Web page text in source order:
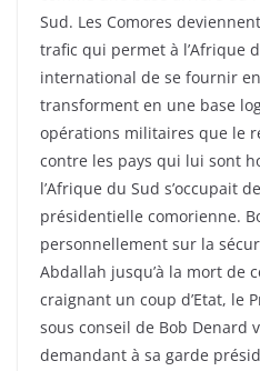
Sud. Les Comores
trafic qui permet à l’Afrique
international de se fournir
transforment en une base
opérations militaires que le
contre les pays qui lui sont
l’Afrique du Sud s’occupait
présidentielle comorienne.
personnellement sur la
Abdallah jusqu’à la mort de
craignant un coup d’Etat, le
sous conseil de Bob Denard
demandant à sa garde